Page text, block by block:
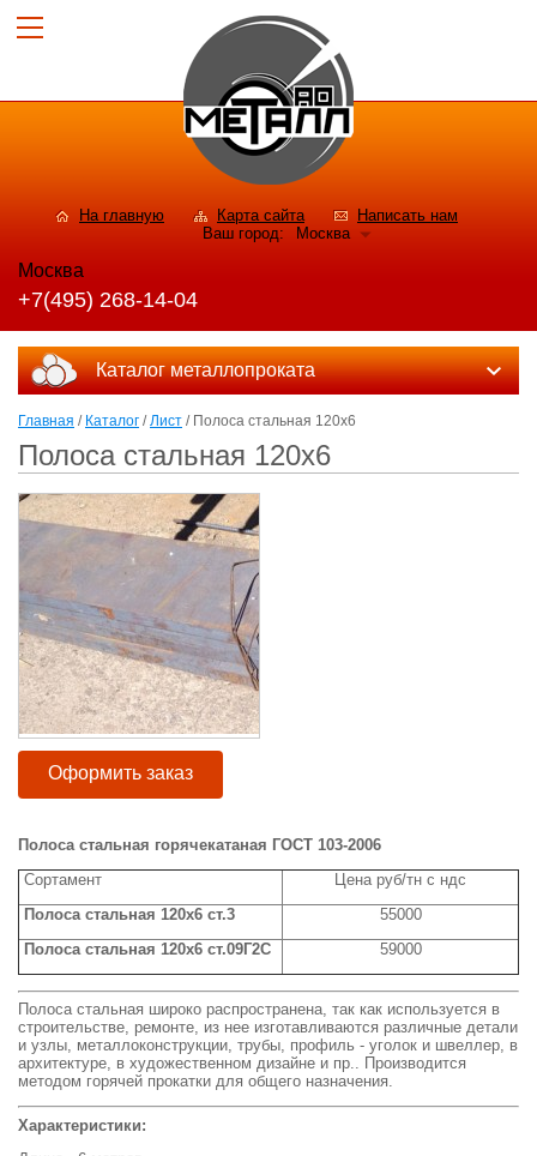
На главную Карта сайта
Написать нам
Ваш город:
Москва
Москва
+7(495) 268-14-04
Каталог металлопроката
Главная / Каталог /Лист / Полоса стальная 120x6
Полоса стальная 120x6
Оформить заказ
Полоса стальная горячекатаная ГОСТ 103-2006
Сортамент
Цена руб/тн с ндс
Полоса стальная 120x6 ст.3
55000
Полоса стальная 120x6 ст.09Г2С
59000
Полоса стальная широко распространена, так как используется в
строительстве, ремонте, из нее изготавливаются различные детали
и узлы, металлоконструкции, трубы, профиль - уголок и швеллер, в
архитектуре, в художественном дизайне и пр.. Производится
методом горячей прокатки для общего назначения.
Характеристики: